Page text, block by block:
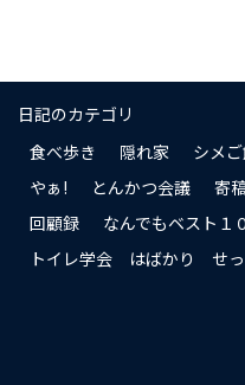
日記のカテゴリ
食べ歩き
隠れ家 シメ
やぁ!
とんかつ会議 寄
回顧録
なんでもベスト１
トイレ学会 はばかり せ